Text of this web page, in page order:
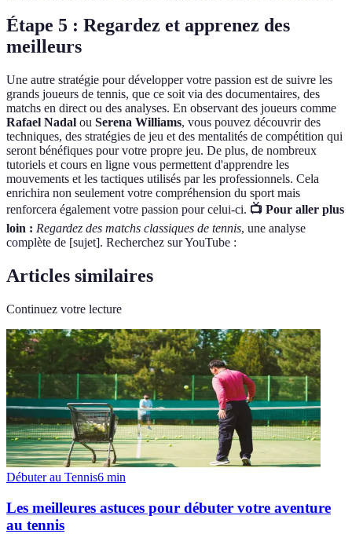
Étape 5 : Regardez et apprenez des
meilleurs
Une autre stratégie pour développer votre passion est de suivre les
grands joueurs de tennis, que ce soit via des documentaires, des
matchs en direct ou des analyses. En observant des joueurs comme
Rafael Nadal ou Serena Williams, vous pouvez découvrir des
techniques, des stratégies de jeu et des mentalités de compétition qui
seront bénéfiques pour votre propre jeu. De plus, de nombreux
tutoriels et cours en ligne vous permettent d'apprendre les
mouvements et les tactiques utilisés par les professionnels. Cela
enrichira non seulement votre compréhension du sport mais
renforcera également votre passion pour celui-ci. 📺 Pour aller plus
loin : Regardez des matchs classiques de tennis, une analyse
complète de [sujet]. Recherchez sur YouTube :
Articles similaires
Continuez votre lecture
Débuter au Tennis6 min
Les meilleures astuces pour débuter votre aventure
au tennis